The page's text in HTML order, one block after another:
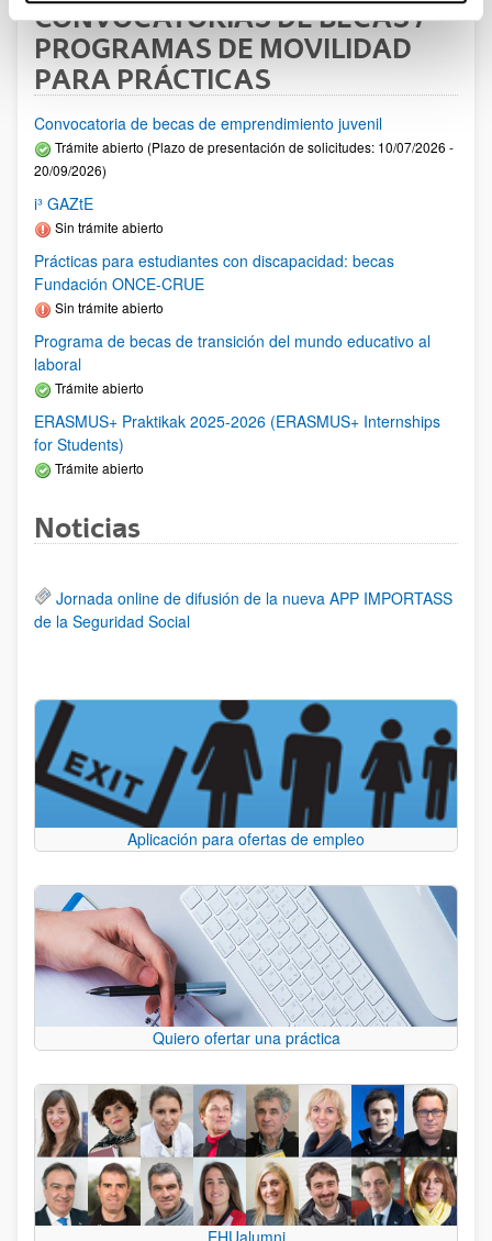
CONVOCATORIAS DE BECAS Y
PROGRAMAS DE MOVILIDAD
PARA PRÁCTICAS
Convocatoria de becas de emprendimiento juvenil
Trámite abierto (Plazo de presentación de solicitudes: 10/07/2026 -
20/09/2026)
i³ GAZtE
Sin trámite abierto
Prácticas para estudiantes con discapacidad: becas
Fundación ONCE-CRUE
Sin trámite abierto
Programa de becas de transición del mundo educativo al
laboral
Trámite abierto
ERASMUS+ Praktikak 2025-2026 (ERASMUS+ Internships
for Students)
Trámite abierto
Noticias
Jornada online de difusión de la nueva APP IMPORTASS
de la Seguridad Social
Aplicación para ofertas de empleo
Quiero ofertar una práctica
EHUalumni